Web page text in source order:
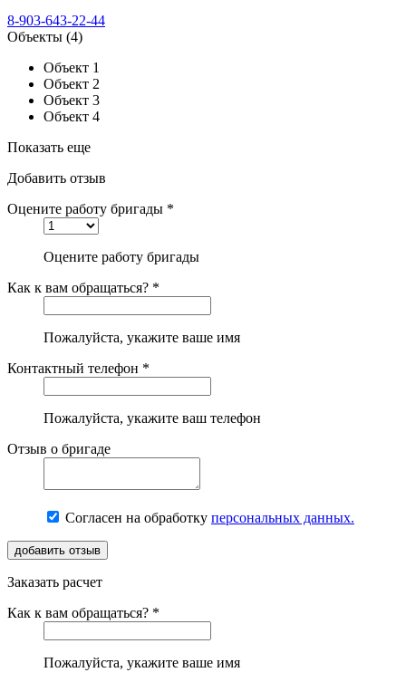
8-903-643-22-44
Объекты (4)
Объект 1
Объект 2
Объект 3
Объект 4
Показать еще
Добавить отзыв
Оцените работу бригады *
Оцените работу бригады
Как к вам обращаться? *
Пожалуйста, укажите ваше имя
Контактный телефон *
Пожалуйста, укажите ваш телефон
Отзыв о бригаде
Согласен на обработку персональных данных.
Заказать расчет
Как к вам обращаться? *
Пожалуйста, укажите ваше имя